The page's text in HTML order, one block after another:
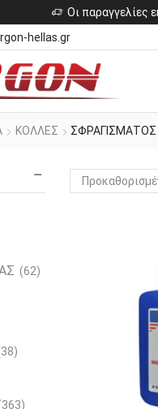
Οι παραγγελίες
hellas.gr
ΚΟΛΛΕΣ ΣΦΡΑΓΙΣΜΑΤΟΣ
(62)